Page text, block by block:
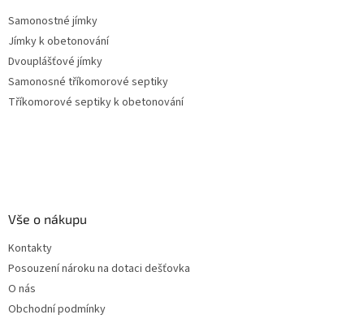
Samonostné jímky
Jímky k obetonování
Dvouplášťové jímky
Samonosné tříkomorové septiky
Tříkomorové septiky k obetonování
Vše o nákupu
Kontakty
Posouzení nároku na dotaci dešťovka
O nás
Obchodní podmínky